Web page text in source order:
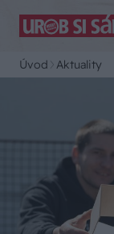
Úvod Aktuality